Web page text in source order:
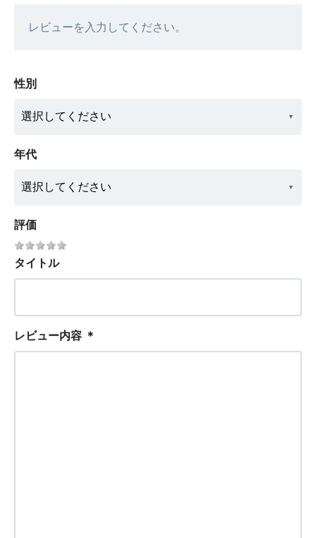
レビューを入力してください。
性別
年代
評価
タイトル
レビュー内容 ＊